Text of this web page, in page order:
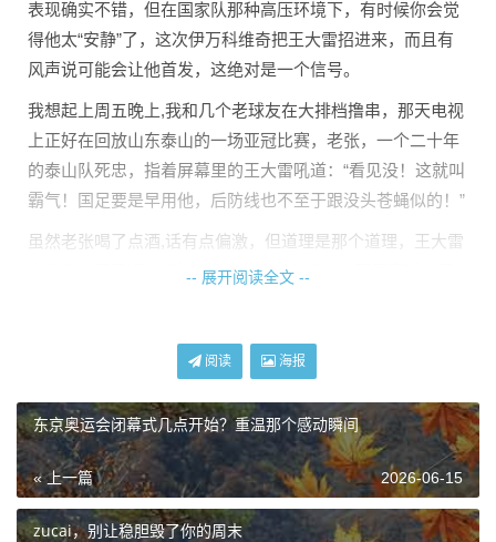
表现确实不错，但在国家队那种高压环境下，有时候你会觉
得他太“安静”了，这次伊万科维奇把王大雷招进来，而且有
风声说可能会让他首发，这绝对是一个信号。
我想起上周五晚上,我和几个老球友在大排档撸串，那天电视
上正好在回放山东泰山的一场亚冠比赛，老张，一个二十年
的泰山队死忠，指着屏幕里的王大雷吼道：“看见没！这就叫
霸气！国足要是早用他，后防线也不至于跟没头苍蝇似的！”
虽然老张喝了点酒,话有点偏激，但道理是那个道理，王大雷
这类型，属于“吼叫型”门将，你看他在场上，那是真喊，真
生活里也是这样,一个团队要是死气沉沉，哪怕技术再好，遇
到事儿也容易崩，王大雷这次上位，我觉得伊万科维奇看中
的不仅仅是他的扑救技术，更是他身上的那股子“匪气”和领
袖气质，这是一次战术调整，更是一次心理按摩，咱们国足
现在太需要这种能打破沉闷空气的人了，哪怕他有时候会有
低级失误，但至少，他是活着的，是有血性的。
-- 展开阅读全文 --
阅读 海报
东京奥运会闭幕式几点开始？重温那个感动瞬间
« 上一篇 2026-06-15
zucai，别让稳胆毁了你的周末